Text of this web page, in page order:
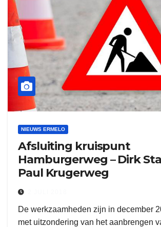
NIEUWS ERMELO
Afsluiting kruispunt
Hamburgerweg – Dirk
Paul Krugerweg
De werkzaamheden zijn in december
met uitzondering van het aanbrengen